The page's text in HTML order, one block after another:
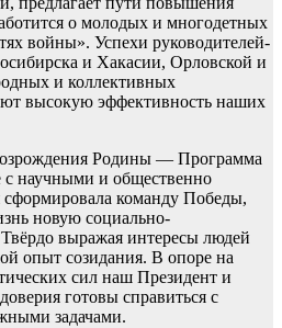
о молодых и многодетных
войны». Успехи руководителей-
и Хакасии, Орловской и
и коллективных
высокую эффективность наших
Родины — Программа
с научными и общественно
команду Победы,
новую социально-
выражая интересы людей
опыт созидания. В опоре на
сил наш Президент и
готовы справиться с
задачами.